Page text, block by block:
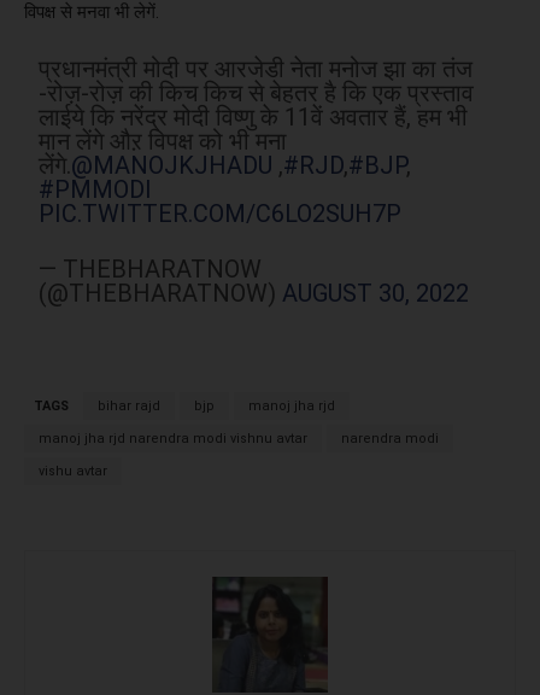
विपक्ष से मनवा भी लेगें.
प्रधानमंत्री मोदी पर आरजेडी नेता मनोज झा का तंज
-रोज़-रोज़ की किच किच से बेहतर है कि एक प्रस्ताव
लाईये कि नरेंद्र मोदी विष्णु के 11वें अवतार हैं, हम भी
मान लेंगे औऱ विपक्ष को भी मना
लेंगे.@MANOJKJHADU ,#RJD,#BJP,
#PMMODI
PIC.TWITTER.COM/C6LO2SUH7P
— THEBHARATNOW
(@THEBHARATNOW) AUGUST 30, 2022
TAGS bihar rajd bjp manoj jha rjd
manoj jha rjd narendra modi vishnu avtar narendra modi
vishu avtar